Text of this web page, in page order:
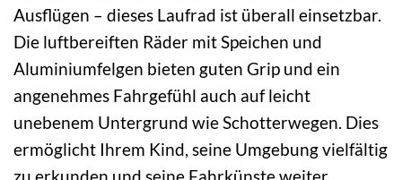
Ausflügen – dieses Laufrad ist überall einsetzbar.
Die luftbereiften Räder mit Speichen und
Aluminiumfelgen bieten guten Grip und ein
angenehmes Fahrgefühl auch auf leicht
unebenem Untergrund wie Schotterwegen. Dies
ermöglicht Ihrem Kind, seine Umgebung vielfältig